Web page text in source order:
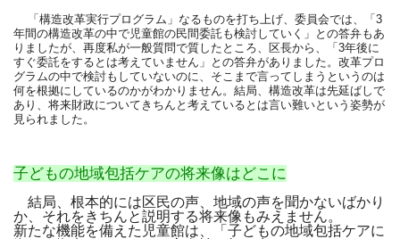
「構造改革実行プログラム」なるものを打ち上げ、委員会では、「3
年間の構造改革の中で児童館の民間委託も検討していく」との答弁もあ
り ましたが、再度私が一般質問で質したところ、区長から、「3年後に
すぐ委託をするとは考えていません」との答弁がありました。改革プロ
グラムの中で検討もしていないのに、そこまで言ってしまうというのは
何を根拠にしているのかがわかりません。結局、構造改革は先延ばしで
あり、将来財政についてきちんと考えているとは言い難いという姿勢が
見られました。
子どもの地域包括ケアの将来像はどこに
結局、根本的には区民の声、地域の声を聞かないばかり
か、それをきちんと説明する将来像もみえません。
新たな機能を備えた児童館は、「子どもの地域包括ケアに